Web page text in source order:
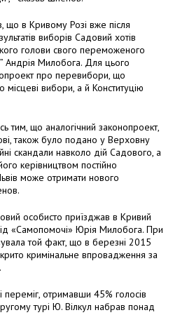
що в Кривому Розі вже після
виборів Садовий хотів
голови свого переможеного
Андрія Милобога. Для цього
про перевибори, що
місцеві вибори, а й Конституцію
тим, що аналогічний законопроект,
також було подано у Верховну
скандали навколо дій Садового, а
керівництвом постійно
може отримати нового
особисто приїзджав в Кривий
«Самопомочі» Юрія Милобога. При
той факт, що в березні 2015
кримінальне впровадження за
отримавши 45% голосів
турі Ю. Вілкул набрав понад